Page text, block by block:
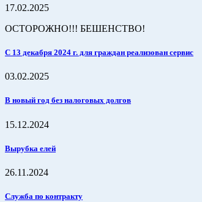
17.02.2025
ОСТОРОЖНО!!! БЕШЕНСТВО!
С 13 декабря 2024 г. для граждан реализован сервис
03.02.2025
В новый год без налоговых долгов
15.12.2024
Вырубка елей
26.11.2024
Служба по контракту